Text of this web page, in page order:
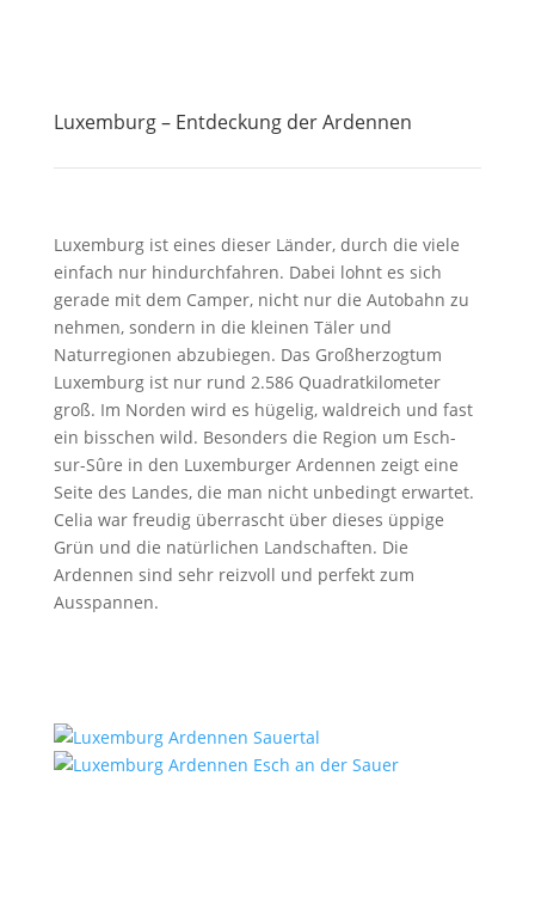
Luxemburg – Entdeckung der Ardennen
Luxemburg ist eines dieser Länder, durch die viele
einfach nur hindurchfahren. Dabei lohnt es sich
gerade mit dem Camper, nicht nur die Autobahn zu
nehmen, sondern in die kleinen Täler und
Naturregionen abzubiegen. Das Großherzogtum
Luxemburg ist nur rund 2.586 Quadratkilometer
groß. Im Norden wird es hügelig, waldreich und fast
ein bisschen wild. Besonders die Region um Esch-
sur-Sûre in den Luxemburger Ardennen zeigt eine
Seite des Landes, die man nicht unbedingt erwartet.
Celia war freudig überrascht über dieses üppige
Grün und die natürlichen Landschaften. Die
Ardennen sind sehr reizvoll und perfekt zum
Ausspannen.